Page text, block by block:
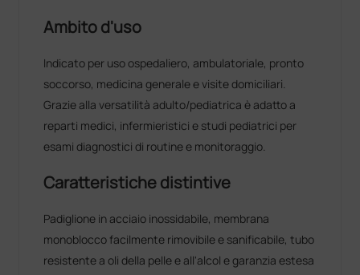
Ambito d'uso
Indicato per uso ospedaliero, ambulatoriale, pronto
soccorso, medicina generale e visite domiciliari.
Grazie alla versatilità adulto/pediatrica è adatto a
reparti medici, infermieristici e studi pediatrici per
esami diagnostici di routine e monitoraggio.
Caratteristiche distintive
Padiglione in acciaio inossidabile, membrana
monoblocco facilmente rimovibile e sanificabile, tubo
resistente a oli della pelle e all'alcol e garanzia estesa